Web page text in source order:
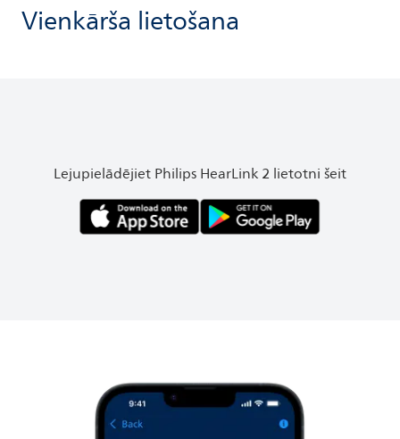
Vienkārša lietošana
Lejupielādējiet Philips HearLink 2 lietotni šeit